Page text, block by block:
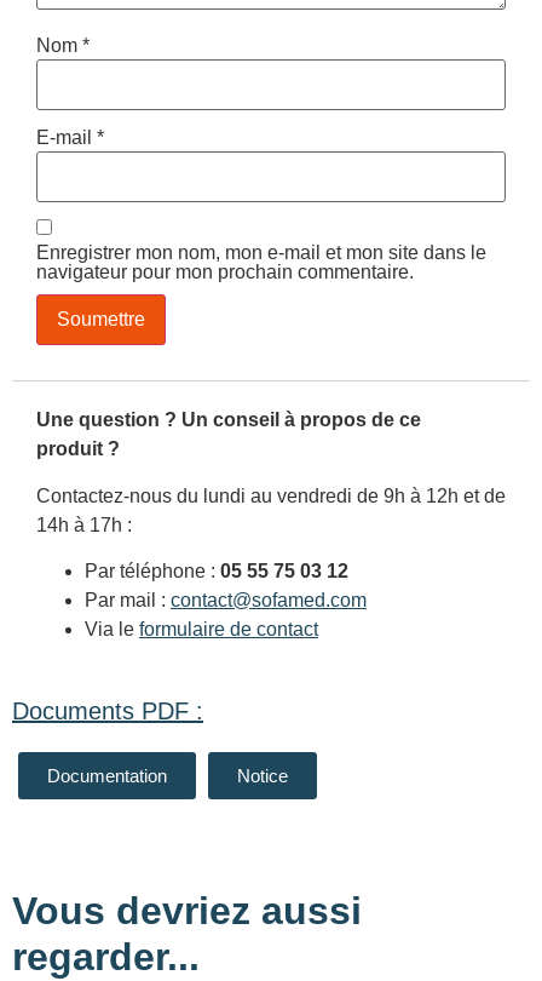
Nom *
E-mail *
Enregistrer mon nom, mon e-mail et mon site dans le
navigateur pour mon prochain commentaire.
Une question ? Un conseil à propos de ce
produit ?
Contactez-nous du lundi au vendredi de 9h à 12h et de
14h à 17h :
Par téléphone : 05 55 75 03 12
Par mail : contact@sofamed.com
Via le formulaire de contact
Documents PDF :
Documentation Notice
Vous devriez aussi
regarder...